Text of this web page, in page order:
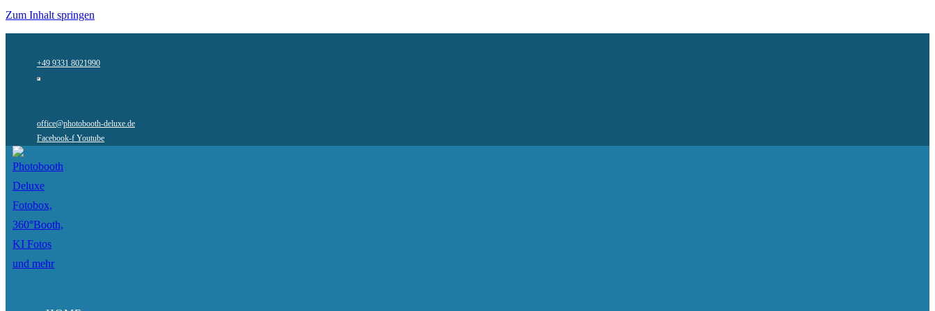
Zum Inhalt springen
+49 9331 8021990
office@photobooth-deluxe.de
Facebook-f Youtube